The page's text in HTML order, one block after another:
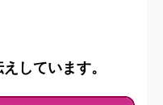
しています。